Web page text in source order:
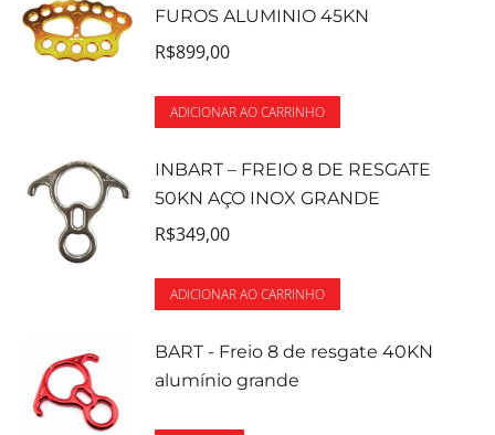
FUROS ALUMINIO 45KN
R$899,00
ADICIONAR AO CARRINHO
INBART – FREIO 8 DE RESGATE
50KN AÇO INOX GRANDE
R$349,00
ADICIONAR AO CARRINHO
BART - Freio 8 de resgate 40KN
alumínio grande